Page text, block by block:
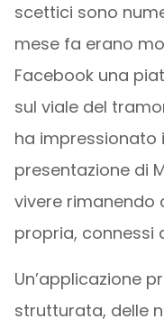
scettici sono
mese fa erano
Facebook una
sul viale del
ha impressionato
presentazione di
vivere
propria, connessi
Un’applicazione
strutturata, delle